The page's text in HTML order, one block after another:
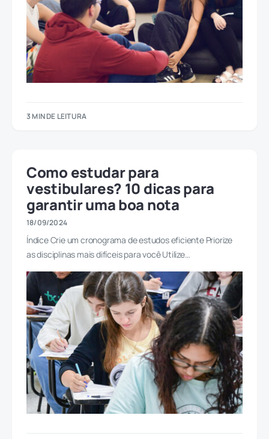
3 MIN DE LEITURA
Como estudar para
vestibulares? 10 dicas para
garantir uma boa nota
18/09/2024
Índice Crie um cronograma de estudos eficiente Priorize
as disciplinas mais difíceis para você Utilize…